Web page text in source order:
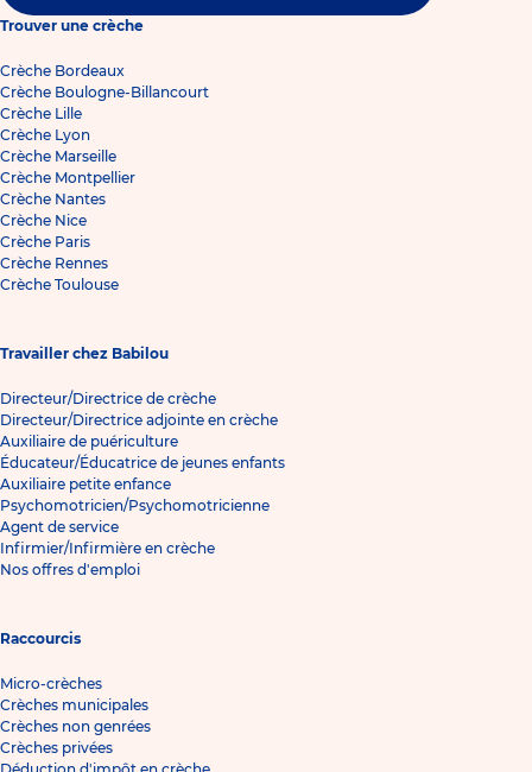
Trouver une crèche
Crèche Bordeaux
Crèche Boulogne-Billancourt
Crèche Lille
Crèche Lyon
Crèche Marseille
Crèche Montpellier
Crèche Nantes
Crèche Nice
Crèche Paris
Crèche Rennes
Crèche Toulouse
Travailler chez Babilou
Directeur/Directrice de crèche
Directeur/Directrice adjointe en crèche
Auxiliaire de puériculture
Éducateur/Éducatrice de jeunes enfants
Auxiliaire petite enfance
Psychomotricien/Psychomotricienne
Agent de service
Infirmier/Infirmière en crèche
Nos offres d'emploi
Raccourcis
Micro-crèches
Crèches municipales
Crèches non genrées
Crèches privées